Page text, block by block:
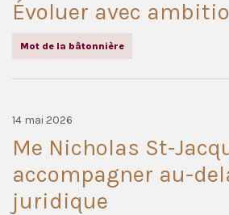
Évoluer avec
Mot de la bâtonnière
14 mai 2026
Me Nicholas
accompagner au-
juridique